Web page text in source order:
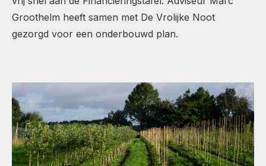
Groothelm heeft samen met De Vrolijke Noot
gezorgd voor een onderbouwd plan.